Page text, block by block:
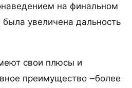
на финальном
увеличена дальность
свои плюсы и
преимущество –более